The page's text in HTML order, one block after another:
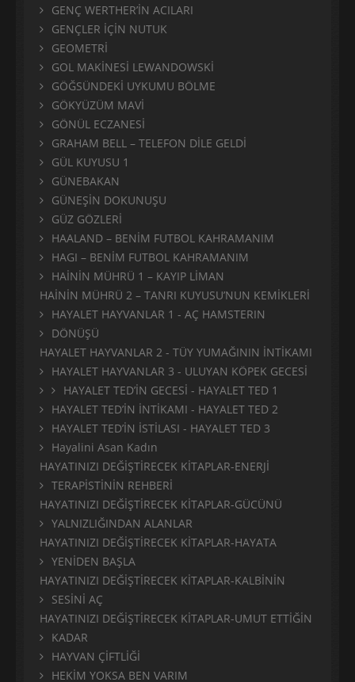
GENÇ WERTHER’İN ACILARI
GENÇLER İÇİN NUTUK
GEOMETRİ
GOL MAKİNESİ LEWANDOWSKİ
GÖĞSÜNDEKİ UYKUMU BÖLME
GÖKYÜZÜM MAVİ
GÖNÜL ECZANESİ
GRAHAM BELL – TELEFON DİLE GELDİ
GÜL KUYUSU 1
GÜNEBAKAN
GÜNEŞİN DOKUNUŞU
GÜZ GÖZLERİ
HAALAND – BENİM FUTBOL KAHRAMANIM
HAGI – BENİM FUTBOL KAHRAMANIM
HAİNİN MÜHRÜ 1 – KAYIP LİMAN
HAİNİN MÜHRÜ 2 – TANRI KUYUSU’NUN KEMİKLERİ
HAYALET HAYVANLAR 1 - AÇ HAMSTERIN
DÖNÜŞÜ
HAYALET HAYVANLAR 2 - TÜY YUMAĞININ İNTİKAMI
HAYALET HAYVANLAR 3 - ULUYAN KÖPEK GECESİ
HAYALET TED’İN GECESİ - HAYALET TED 1
HAYALET TED’İN İNTİKAMI - HAYALET TED 2
HAYALET TED’İN İSTİLASI - HAYALET TED 3
Hayalini Asan Kadın
HAYATINIZI DEĞİŞTİRECEK KİTAPLAR-ENERJİ
TERAPİSTİNİN REHBERİ
HAYATINIZI DEĞİŞTİRECEK KİTAPLAR-GÜCÜNÜ
YALNIZLIĞINDAN ALANLAR
HAYATINIZI DEĞİŞTİRECEK KİTAPLAR-HAYATA
YENİDEN BAŞLA
HAYATINIZI DEĞİŞTİRECEK KİTAPLAR-KALBİNİN
SESİNİ AÇ
HAYATINIZI DEĞİŞTİRECEK KİTAPLAR-UMUT ETTİĞİN
KADAR
HAYVAN ÇİFTLİĞİ
HEKİM YOKSA BEN VARIM